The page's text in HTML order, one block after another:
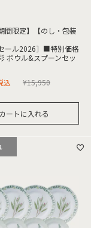
間限定】【のし・包装
ール2026］■特別価格
ボウル&スプーンセッ
¥15,950
込
カートに入れる